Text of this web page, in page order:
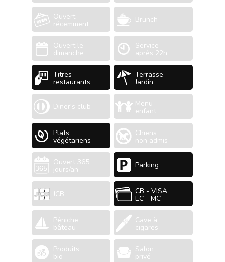
Ouvert
récemment Brunch
Ouvert le
dimanche
Service
après 22h
Titres
restaurants
Terrasse
Jardin
Diner's club Menu
enfant
Plats
végétariens
Chiens
non admis
Ouvert 365
jours/an Parking
JCB CB - VISA
EC - MC
Péniche
bâteau
Cave à
cigares
Produits
bio
Salon
privé